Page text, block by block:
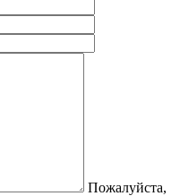
Пожалуйста,